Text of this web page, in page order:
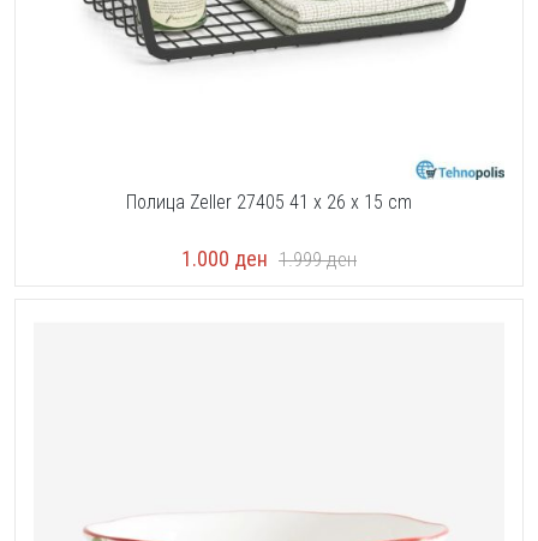
Полица Zeller 27405 41 x 26 x 15 cm
1.000 ден 1.999ден